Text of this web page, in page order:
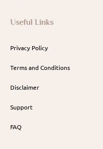
Useful Links
Privacy Policy
Terms and Conditions
Disclaimer
Support
FAQ